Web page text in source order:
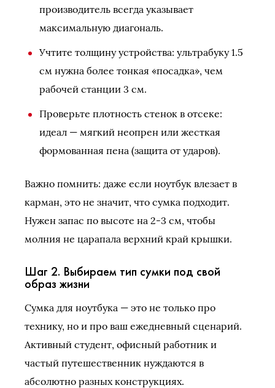
производитель всегда указывает
максимальную диагональ.
Учтите толщину устройства: ультрабуку 1.5
см нужна более тонкая «посадка», чем
рабочей станции 3 см.
Проверьте плотность стенок в отсеке:
идеал — мягкий неопрен или жесткая
формованная пена (защита от ударов).
Важно помнить: даже если ноутбук влезает в
карман, это не значит, что сумка подходит.
Нужен запас по высоте на 2-3 см, чтобы
молния не царапала верхний край крышки.
Шаг 2. Выбираем тип сумки под свой
образ жизни
Сумка для ноутбука — это не только про
технику, но и про ваш ежедневный сценарий.
Активный студент, офисный работник и
частый путешественник нуждаются в
абсолютно разных конструкциях.